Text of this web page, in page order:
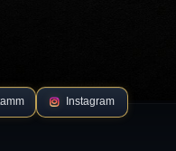
Instagram